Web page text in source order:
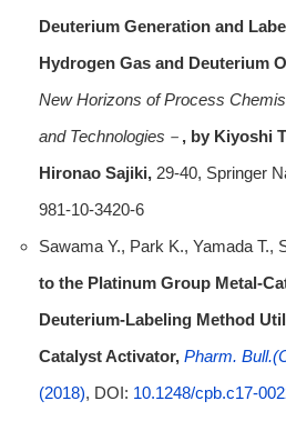
Deuterium Generation and
Hydrogen Gas and Deuterium
New Horizons of Process
and Technologies － , by Kiyoshi
Hironao Sajiki,29-40, Springer
981-10-3420-6
Sawama Y., Park K., Yamada T.,
to the Platinum Group Metal-
Deuterium-Labeling Method
Catalyst Activator, Pharm. Bull.
(2018), DOI: 10.1248/cpb.c17-